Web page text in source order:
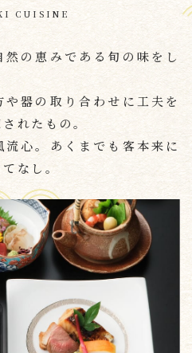
CUISINE
の恵みである旬の味をし
器の取り合わせに工夫を
れたもの。
心。
あくまでも客本来に
なし。